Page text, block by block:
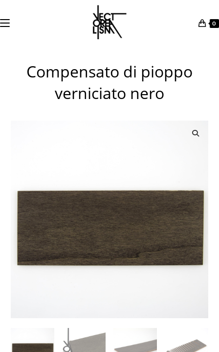
contenuto
0
Compensato di pioppo
verniciato nero